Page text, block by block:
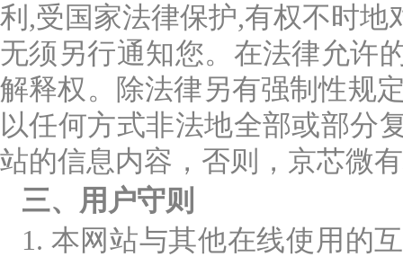
利,受国家法律保护,有权不时
无须另行通知您。在法律允许
解释权。除法律另有强制性规
以任何方式非法地全部或部分
站的信息内容，否则，京芯微
三、用户守则
1. 本网站与其他在线使用的